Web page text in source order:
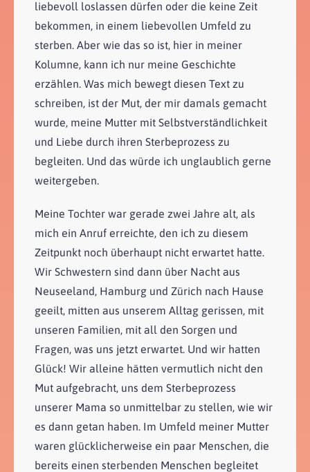
liebevoll loslassen dürfen oder die keine Zeit
bekommen, in einem liebevollen Umfeld zu
sterben. Aber wie das so ist, hier in meiner
Kolumne, kann ich nur meine Geschichte
erzählen. Was mich bewegt diesen Text zu
schreiben, ist der Mut, der mir damals gemacht
wurde, meine Mutter mit Selbstverständlichkeit
und Liebe durch ihren Sterbeprozess zu
begleiten. Und das würde ich unglaublich gerne
weitergeben.
Meine Tochter war gerade zwei Jahre alt, als
mich ein Anruf erreichte, den ich zu diesem
Zeitpunkt noch überhaupt nicht erwartet hatte.
Wir Schwestern sind dann über Nacht aus
Neuseeland, Hamburg und Zürich nach Hause
geeilt, mitten aus unserem Alltag gerissen, mit
unseren Familien, mit all den Sorgen und
Fragen, was uns jetzt erwartet. Und wir hatten
Glück! Wir alleine hätten vermutlich nicht den
Mut aufgebracht, uns dem Sterbeprozess
unserer Mama so unmittelbar zu stellen, wie wir
es dann getan haben. Im Umfeld meiner Mutter
waren glücklicherweise ein paar Menschen, die
bereits einen sterbenden Menschen begleitet